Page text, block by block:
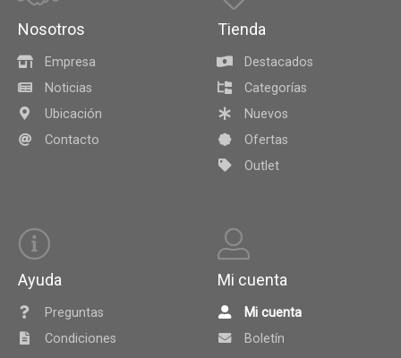
Nosotros
Empresa
Noticias
Ubicación
Contacto
Tienda
Destacados
Categorías
Nuevos
Ofertas
Outlet
Ayuda
Preguntas
Condiciones
Mi cuenta
Mi cuenta
Boletín